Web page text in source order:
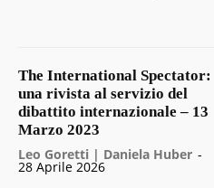
The International Spectator:
una rivista al servizio del
dibattito internazionale – 13
Marzo 2023
Leo Goretti | Daniela Huber -
28 Aprile 2026